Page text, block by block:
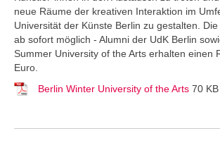
neue Räume der kreativen Interaktion im
Universität der Künste Berlin zu gestalten.
ab sofort möglich - Alumni der UdK Berlin
Summer University of the Arts erhalten einen
Euro.
Berlin Winter University of the Arts 70 KB